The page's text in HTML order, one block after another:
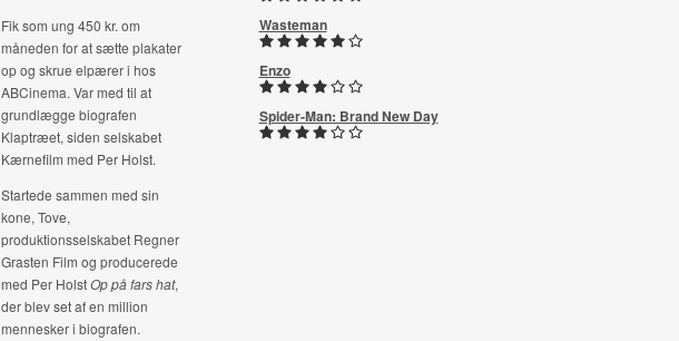
Fik som ung 450 kr. om
måneden for at sætte plakater
op og skrue elpærer i hos
ABCinema. Var med til at
grundlægge biografen
Klaptræet, siden selskabet
Kærnefilm med Per Holst.
Startede sammen med sin
kone, Tove,
produktionsselskabet Regner
Grasten Film og producerede
med Per HolstOp på fars hat,
der blev set af en million
mennesker i biografen.
Wasteman
Enzo
Spider-Man: Brand New Day